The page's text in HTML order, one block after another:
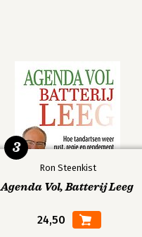
Ron Steenkist
Agenda Vol, Batterij Leeg
24,50
3